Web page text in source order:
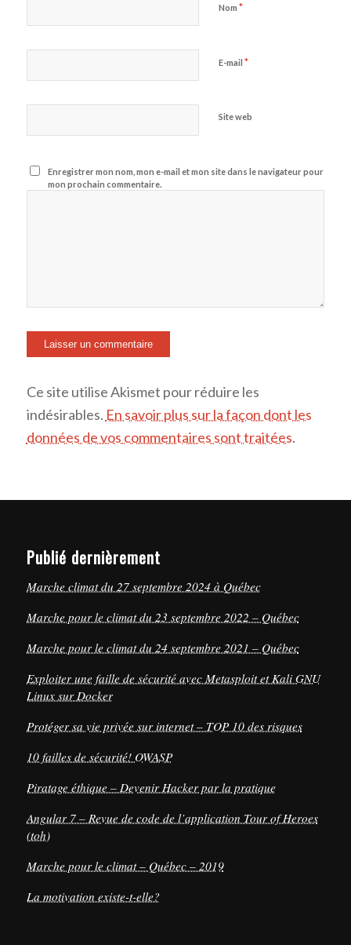
Nom *
E-mail *
Site web
Enregistrer mon nom, mon e-mail et mon site dans le navigateur pour
mon prochain commentaire.
Ce site utilise Akismet pour réduire les
indésirables. En savoir plus sur la façon dont les
données de vos commentaires sont traitées.
Publié dernièrement
Marche climat du 27 septembre 2024 à Québec
Marche pour le climat du 23 septembre 2022 – Québec
Marche pour le climat du 24 septembre 2021 – Québec
Exploiter une faille de sécurité avec Metasploit et Kali GNU
Linux sur Docker
Protéger sa vie privée sur internet – TOP 10 des risques
10 failles de sécurité! OWASP
Piratage éthique – Devenir Hacker par la pratique
Angular 7 – Revue de code de l’application Tour of Heroes
(toh)
Marche pour le climat – Québec – 2019
La motivation existe-t-elle?